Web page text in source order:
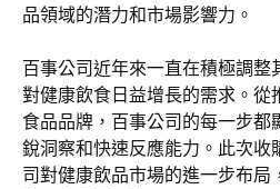
品領域的潛力和市場影響力。
百事公司近年來一直在積極調整
對健康飲食日益增長的需求。從
食品品牌，百事公司的每一步都
銳洞察和快速反應能力。此次收
司對健康飲品市場的進一步布局